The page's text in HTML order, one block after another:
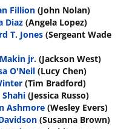
Fillion (John Nolan)
Diaz (Angela Lopez)
T. Jones (Sergeant Wade
jr. (Jackson West)
O'Neil (Lucy Chen)
(Tim Bradford)
Shahi (Jessica Russo)
Ashmore (Wesley Evers)
(Susanna Brown)